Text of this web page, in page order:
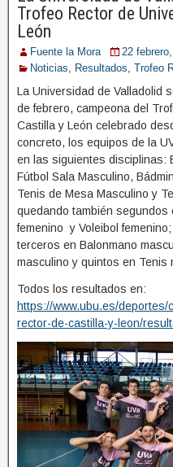
Trofeo Rector de
León
Fuente la Mora
22
Noticias
Resultados Trofeo
La Universidad de Valladolid
de febrero, campeona del
Castilla y León celebrado
concreto, los equipos de la
en las siguientes disciplinas:
Fútbol Sala Masculino,
Tenis de Mesa Masculino y
quedando también segundos
femenino y Voleibol
terceros en Balonmano
masculino y quintos en Tenis
Todos los resultados en:
https://www.ubu.es/
rector-de-castilla-y-leon/